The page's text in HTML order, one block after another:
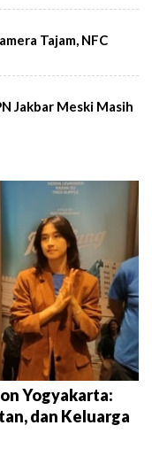
Tajam, NFC
Jakbar Meski Masih
Yogyakarta:
dan Keluarga